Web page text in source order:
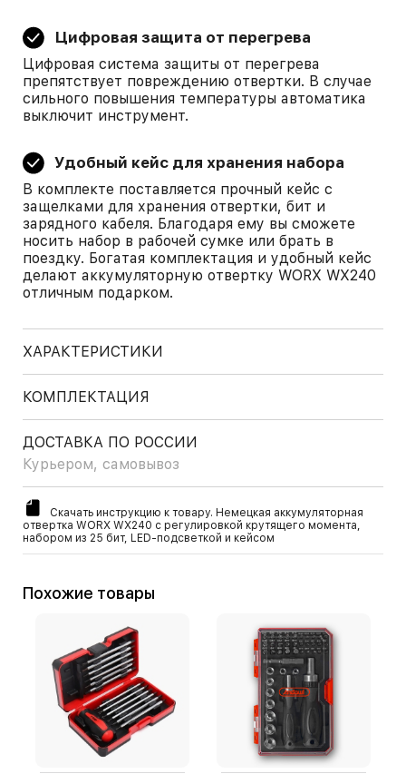
Цифровая защита от перегрева
Цифровая система защиты от перегрева
препятствует повреждению отвертки. В случае
сильного повышения температуры автоматика
выключит инструмент.
Удобный кейс для хранения набора
В комплекте поставляется прочный кейс с
защелками для хранения отвертки, бит и
зарядного кабеля. Благодаря ему вы сможете
носить набор в рабочей сумке или брать в
поездку. Богатая комплектация и удобный кейс
делают аккумуляторную отвертку WORX WX240
отличным подарком.
ХАРАКТЕРИСТИКИ
КОМПЛЕКТАЦИЯ
ДОСТАВКА ПО РОССИИ
Курьером, самовывоз
Скачать инструкцию к товару. Немецкая аккумуляторная
отвертка WORX WX240 с регулировкой крутящего момента,
набором из 25 бит, LED-подсветкой и кейсом
Похожие товары